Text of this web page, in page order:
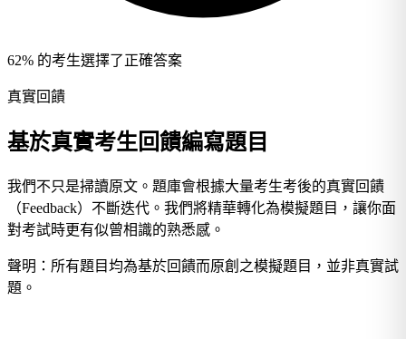
62% 的考生選擇了正確答案
真實回饋
基於真實考生回饋編寫題目
我們不只是掃讀原文。題庫會根據大量考生考後的真實回饋
（Feedback）不斷迭代。我們將精華轉化為模擬題目，讓你面
對考試時更有似曾相識的熟悉感。
聲明：所有題目均為基於回饋而原創之模擬題目，並非真實試
題。